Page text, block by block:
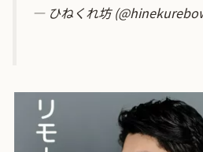
— ひねくれ坊